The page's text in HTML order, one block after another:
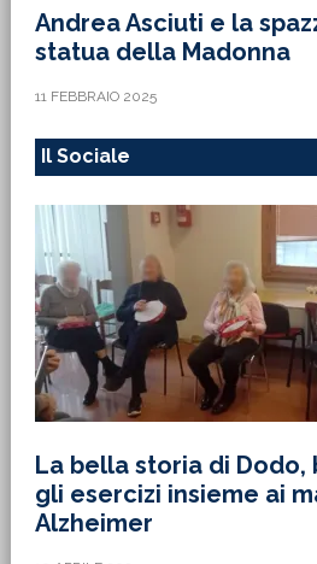
Andrea Asciuti e la
statua della Madonna
11 FEBBRAIO 2025
Il Sociale
La bella storia di
gli esercizi insieme ai
Alzheimer